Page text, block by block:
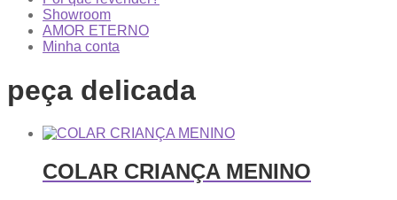
Showroom
AMOR ETERNO
Minha conta
peça delicada
COLAR CRIANÇA MENINO